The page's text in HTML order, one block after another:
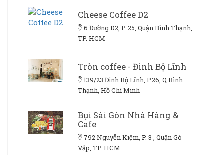
Cheese Coffee D2
6 Đường D2, P. 25, Quận Bình Thạnh,
TP. HCM
Tròn coffee - Đinh Bộ Lĩnh
139/23 Đinh Bộ Lĩnh, P.26, Q.Bình
Thạnh, Hồ Chí Minh
Bụi Sài Gòn Nhà Hàng &
Cafe
792 Nguyễn Kiệm, P. 3 , Quận Gò
Vấp, TP. HCM